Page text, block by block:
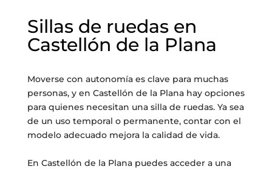
Sillas de ruedas en
Castellón de la Plana
Moverse con autonomía es clave para muchas
personas, y en Castellón de la Plana hay opciones
para quienes necesitan una silla de ruedas. Ya sea
de un uso temporal o permanente, contar con el
modelo adecuado mejora la calidad de vida.
En Castellón de la Plana puedes acceder a una